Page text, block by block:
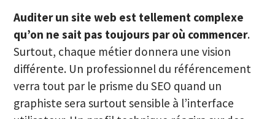
Auditer un site web est tellement complexe
qu’on ne sait pas toujours par où commencer.
Surtout, chaque métier donnera une vision
différente. Un professionnel du référencement
verra tout par le prisme du SEO quand un
graphiste sera surtout sensible à l’interface